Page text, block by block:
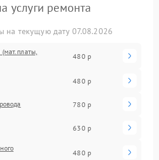
услуги ремонта
на текущую дату 07.08.2026
480 р
480 р
780 р
630 р
480 р